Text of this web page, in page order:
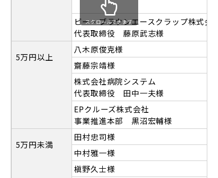
ビー・ブラウンエースクラップ株式会
代表取締役 藤原武志様
5万円以上
八木原俊克様
齋藤宗靖様
株式会社病院システム
代表取締役 田中一夫様
EPクルーズ株式会社
事業推進本部 黒沼宏輔様
5万円未満
田村忠司様
中村雅一様
槇野久士様
スクロールできます